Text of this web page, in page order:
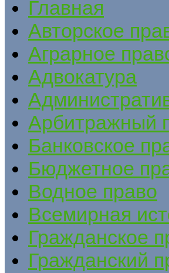
Главная
Авторское
Аграрное
Адвокатура
Арбитражный
Банковское
Бюджетное
Водное право
Всемирная
Гражданское
Гражданский